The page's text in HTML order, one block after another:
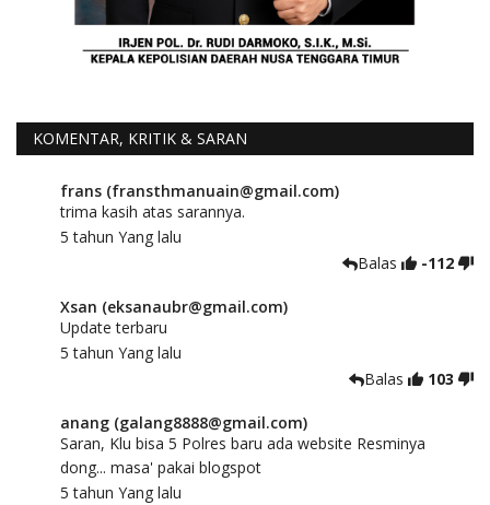
KOMENTAR, KRITIK & SARAN
frans (fransthmanuain@gmail.com)
trima kasih atas sarannya.
5 tahun Yang lalu
Balas
-112
Xsan (eksanaubr@gmail.com)
Update terbaru
5 tahun Yang lalu
Balas
103
anang (galang8888@gmail.com)
Saran, Klu bisa 5 Polres baru ada website Resminya
dong... masa' pakai blogspot
5 tahun Yang lalu